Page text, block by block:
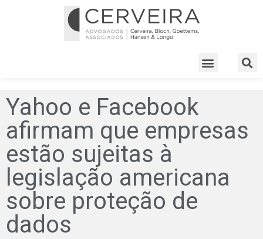
Yahoo e Facebook
afirmam que empresas
estão sujeitas à
legislação americana
sobre proteção de
dados